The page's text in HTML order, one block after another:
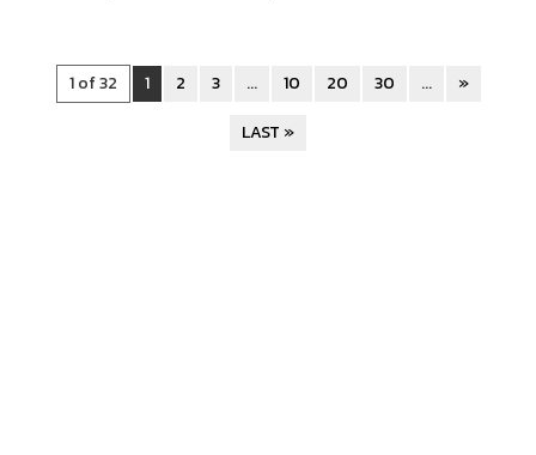
1 of 32 1 2 3 ... 10 20 30 ...
»
LAST »